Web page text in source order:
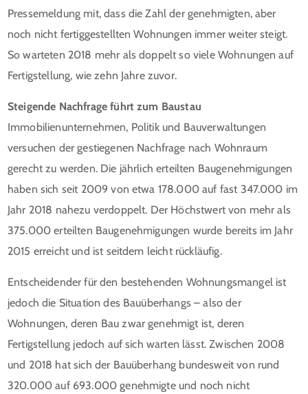
Pressemeldung mit, dass die Zahl der genehmigten, aber
noch nicht fertiggestellten Wohnungen immer weiter steigt.
So warteten 2018 mehr als doppelt so viele Wohnungen auf
Fertigstellung, wie zehn Jahre zuvor.
Steigende Nachfrage führt zum Baustau
Immobilienunternehmen, Politik und Bauverwaltungen
versuchen der gestiegenen Nachfrage nach Wohnraum
gerecht zu werden. Die jährlich erteilten Baugenehmigungen
haben sich seit 2009 von etwa 178.000 auf fast 347.000 im
Jahr 2018 nahezu verdoppelt. Der Höchstwert von mehr als
375.000 erteilten Baugenehmigungen wurde bereits im Jahr
2015 erreicht und ist seitdem leicht rückläufig.
Entscheidender für den bestehenden Wohnungsmangel ist
jedoch die Situation des Bauüberhangs – also der
Wohnungen, deren Bau zwar genehmigt ist, deren
Fertigstellung jedoch auf sich warten lässt. Zwischen 2008
und 2018 hat sich der Bauüberhang bundesweit von rund
320.000 auf 693.000 genehmigte und noch nicht